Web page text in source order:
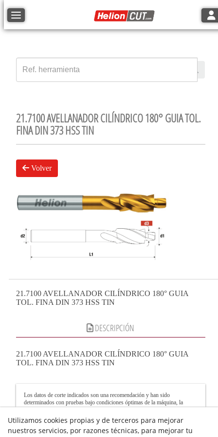
Toggle navigation
21.7100 AVELLANADOR CILÍNDRICO 180° GUIA TOL.
FINA DIN 373 HSS TIN
Volver
21.7100 AVELLANADOR CILÍNDRICO 180° GUIA
TOL. FINA DIN 373 HSS TIN
DESCRIPCIÓN
21.7100 AVELLANADOR CILÍNDRICO 180° GUIA
TOL. FINA DIN 373 HSS TIN
Los datos de corte indicados son una recomendación y han sido
determinados con pruebas bajo condiciones óptimas de la máquina, la
garantía de los valores de corte calculados. Los datos de corte reales deben
calcularse y ajustarse siempre a la capacidad de trabajo de cada máquina.
Utilizamos cookies propias y de terceros para mejorar
nuestros servicios, por razones técnicas, para mejorar tu